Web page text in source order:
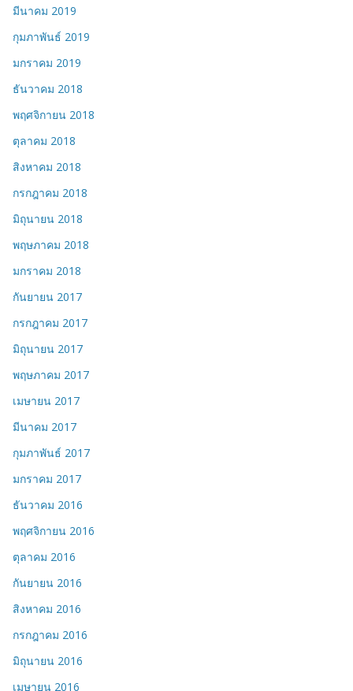
มีนาคม 2019
กุมภาพันธ์ 2019
มกราคม 2019
ธันวาคม 2018
พฤศจิกายน 2018
ตุลาคม 2018
สิงหาคม 2018
กรกฎาคม 2018
มิถุนายน 2018
พฤษภาคม 2018
มกราคม 2018
กันยายน 2017
กรกฎาคม 2017
มิถุนายน 2017
พฤษภาคม 2017
เมษายน 2017
มีนาคม 2017
กุมภาพันธ์ 2017
มกราคม 2017
ธันวาคม 2016
พฤศจิกายน 2016
ตุลาคม 2016
กันยายน 2016
สิงหาคม 2016
กรกฎาคม 2016
มิถุนายน 2016
เมษายน 2016